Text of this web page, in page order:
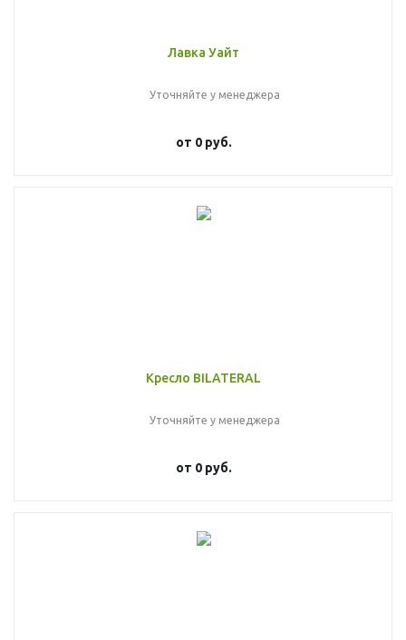
Лавка Уайт
Уточняйте у менеджера
от 0 руб.
Кресло BILATERAL
Уточняйте у менеджера
от 0 руб.